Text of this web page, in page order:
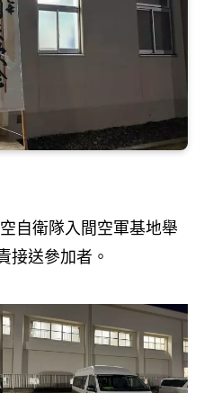
自衛隊入間空軍基地舉
接送參加者。